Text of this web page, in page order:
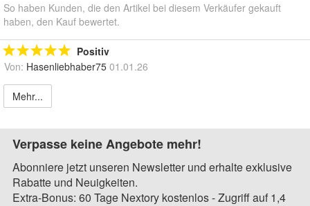
So haben Kunden, die den Artikel bei diesem Verkäufer gekauft
haben, den Kauf bewertet.
Positiv
Von: Hasenliebhaber75 01.01.26
Mehr...
Verpasse keine Angebote mehr!
Abonniere jetzt unseren Newsletter und erhalte exklusive
Rabatte und Neuigkeiten.
Extra-Bonus: 60 Tage Nextory kostenlos - Zugriff auf 1,4